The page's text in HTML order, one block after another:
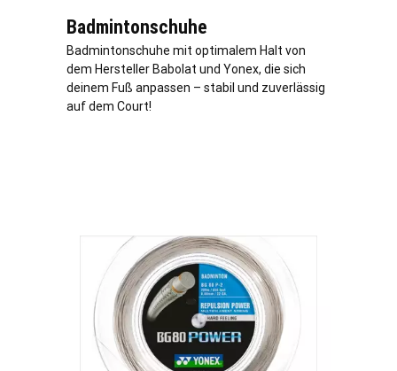
Badmintonschuhe
Badmintonschuhe mit optimalem Halt von
dem Hersteller Babolat und Yonex, die sich
deinem Fuß anpassen – stabil und zuverlässig
auf dem Court!